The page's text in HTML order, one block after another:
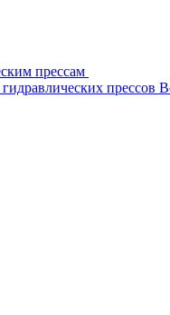
прессам
прессов